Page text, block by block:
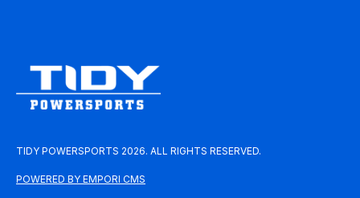
TIDY POWERSPORTS 2026. ALL RIGHTS RESERVED.
POWERED BY EMPORI CMS